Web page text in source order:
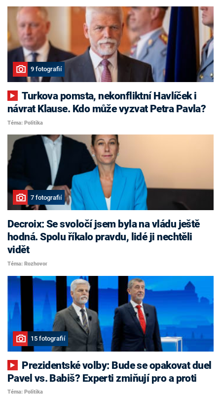
9 fotografií
Turkova pomsta, nekonfliktní Havlíček i
návrat Klause. Kdo může vyzvat Petra Pavla?
Téma: Politika
7 fotografií
Decroix: Se svoločí jsem byla na vládu ještě
hodná. Spolu říkalo pravdu, lidé ji nechtěli
vidět
Téma: Rozhovor
15 fotografií
Pavel vs. Babiš? Experti zmiňují pro a proti
Téma: Politika